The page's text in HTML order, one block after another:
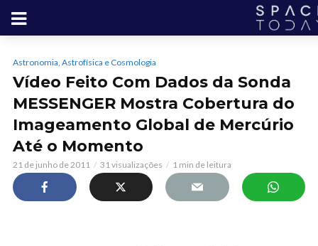
Astronomia, Astrofísica e Cosmologia
Vídeo Feito Com Dados da Sonda
MESSENGER Mostra Cobertura do
Imageamento Global de Mercúrio
Até o Momento
21 de junho de 2011 31 visualizações 1 min de leitura